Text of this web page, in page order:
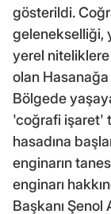
gösterildi.
gelenekselliği,
yerel
olan Hasanağa
Bölgede
'coğrafi işaret'
hasadına
enginarın
enginarı
Başkanı Şenol